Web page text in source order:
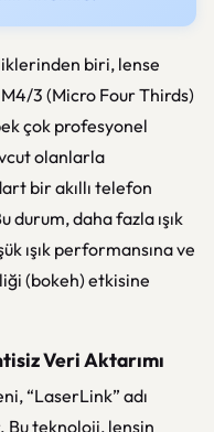
biri, lense
3 (Micro Four Thirds)
çok profesyonel
olanlarla
bir akıllı telefon
durum, daha fazla ışık
ışık performansına ve
(bokeh) etkisine
Veri Aktarımı
“LaserLink” adı
Bu teknoloji, lensin